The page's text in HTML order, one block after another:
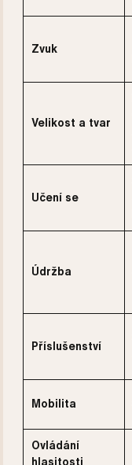
Zvuk
Velikost a tvar
Učení se
Údržba
Příslušenství
Mobilita
Ovládání
hlasitosti